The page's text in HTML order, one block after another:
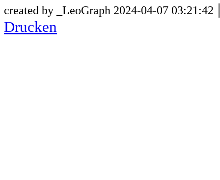
created by _LeoGraph 2024-04-07 03:21:42
Drucken